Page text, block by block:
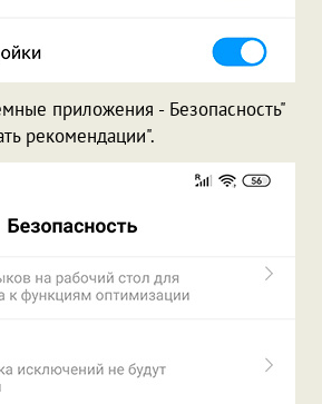
приложения - Безопасность"
рекомендации".